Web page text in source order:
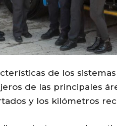
de los
de las principales
y los kilómetros